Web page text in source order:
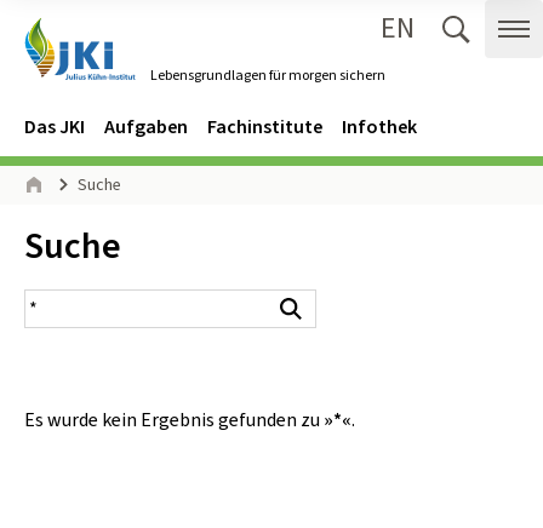
Lebensgrundlagen für morgen sichern
EN
Navigation
Hauptmenü
Das JKI Aufgaben Fachinstitute Infothek
Seitenpfad
Suche
Inhalt:
Suche
Suchergebnis
Es wurde kein Ergebnis gefunden zu »*«.